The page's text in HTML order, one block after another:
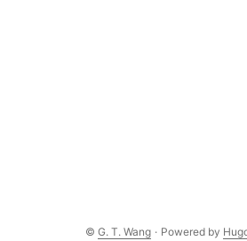
© G. T. Wang · Powered by